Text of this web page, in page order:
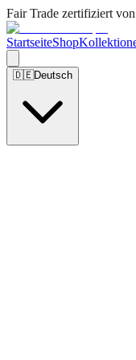
Fair Trade zertifiziert
StartseiteShop
🇩🇪Deutsch